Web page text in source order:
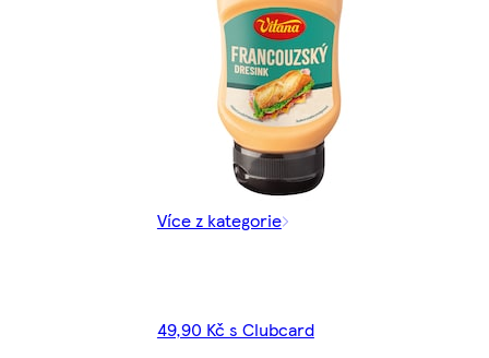
Více z kategorie
49,90 Kč s Clubcard